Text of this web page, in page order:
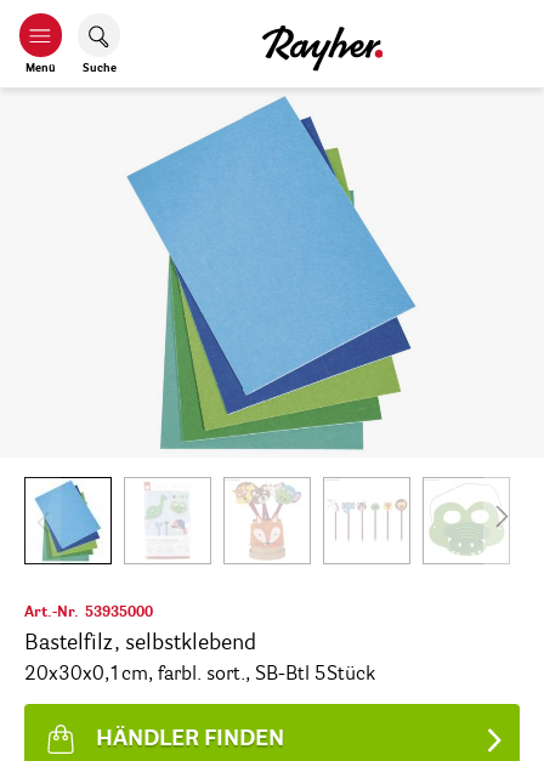
Menü Suche
Art.-Nr. 53935000
Bastelfilz, selbstklebend
20x30x0,1cm, farbl. sort., SB-Btl 5Stück
HÄNDLER FINDEN